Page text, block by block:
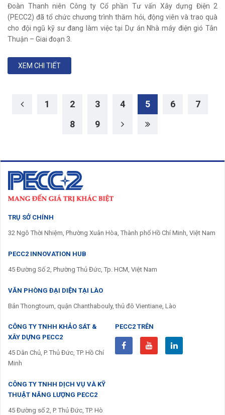
Đoàn Thanh niên Công ty Cổ phần Tư vấn Xây dựng Điện 2
(PECC2) đã tổ chức chương trình thăm hỏi, động viên và trao quà
cho đội ngũ kỹ sư đang làm việc tại Dự án Nhà máy điện gió Tân
Thuận – Giai đoạn 3.
XEM CHI TIẾT
1 2 3 4 5 6
7
8
9
TRỤ SỞ CHÍNH
32 Ngô Thời Nhiệm, Phường Xuân Hòa, Thành phố Hồ Chí Minh, Việt Nam
PECC2 INNOVATION HUB
45 Đường Số 2, Phường Thủ Đức, Tp. HCM, Việt Nam
VĂN PHÒNG ĐẠI DIỆN TẠI LÀO
Bản Thongtoum, quận Chanthabouly, thủ đô Vientiane, Lào
CÔNG TY TNHH KHẢO SÁT &
XÂY DỰNG PECC2
45 Dân Chủ, P. Thủ Đức, TP. Hồ Chí
Minh
CÔNG TY TNHH DỊCH VỤ VÀ KỸ
THUẬT NĂNG LƯỢNG PECC2
45 Đường số 2, P. Thủ Đức, TP. Hò
PECC2 TRÊN